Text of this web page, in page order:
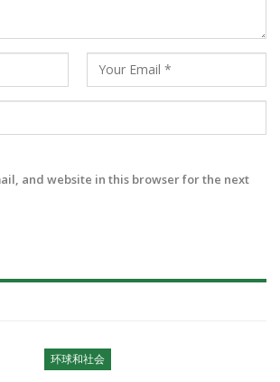
and website in this browser for the next
环球和社会